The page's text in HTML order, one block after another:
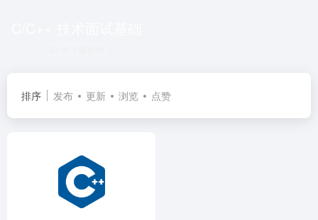
排序 发布 更新 浏览 点赞